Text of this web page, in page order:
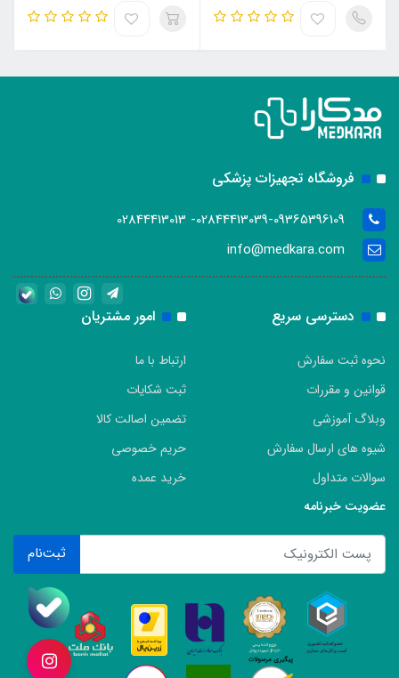
فروشگاه تجهیزات پزشکی
02844413039-09365396109- 02844413013
info@medkara.com
دسترسی سریع
نحوه ثبت سفارش
قوانین و مقررات
وبلاگ آموزشی
شیوه های ارسال سفارش
سوالات متداول
امور مشتریان
ارتباط با ما
ثبت شکایات
تضمین اصالت کالا
حریم خصوصی
خرید عمده
عضویت خبرنامه
ثبت‌نام